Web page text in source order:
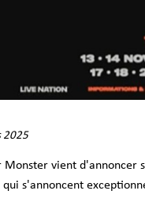
2025
Monster vient d'annoncer
qui s'annoncent